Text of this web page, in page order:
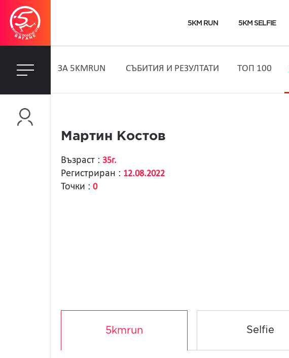
5KM RUN 5KM SELFIE
ЗA 5KMRUN СЪБИТИЯ И РЕЗУЛТАТИ ТОП 100
Мартин Костов
Възраст : 35г.
Регистриран : 12.08.2022
Точки : 0
5kmrun Selfie